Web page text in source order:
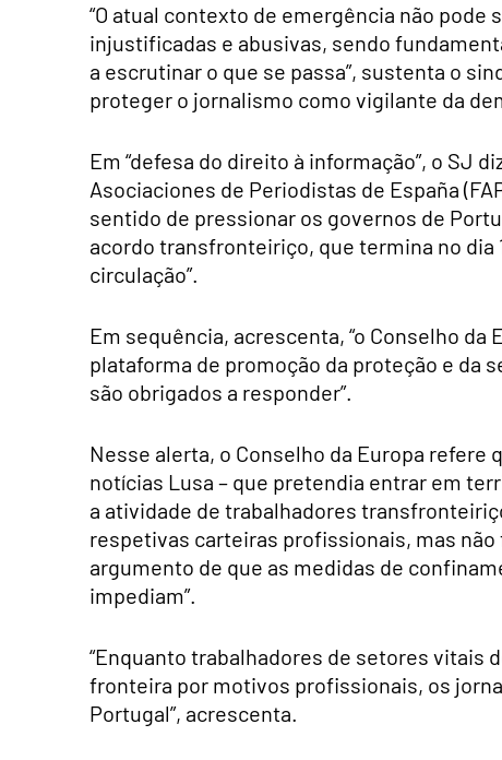
“O atual contexto de emergência não
injustificadas e abusivas, sendo
a escrutinar o que se passa”, sustenta o
proteger o jornalismo como vigilante da
Em “defesa do direito à informação”, o SJ
Asociaciones de Periodistas de España
sentido de pressionar os governos de
acordo transfronteiriço, que termina no dia
circulação”.
Em sequência, acrescenta, “o Conselho
plataforma de promoção da proteção e da
são obrigados a responder”.
Nesse alerta, o Conselho da Europa refere
notícias Lusa – que pretendia entrar em
a atividade de trabalhadores
respetivas carteiras profissionais, mas
argumento de que as medidas de
impediam”.
“Enquanto trabalhadores de setores vitais
fronteira por motivos profissionais, os
Portugal”, acrescenta.